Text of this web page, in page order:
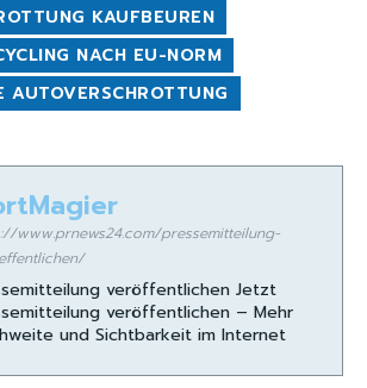
KAUFBEUREN
NACH EU-NORM
AUTOVERSCHROTTUNG
www.prnews24.com/pressemitteilung-
veröffentlichen Jetzt
veröffentlichen – Mehr
und Sichtbarkeit im Internet